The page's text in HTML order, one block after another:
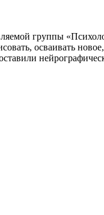
группы
осваивать